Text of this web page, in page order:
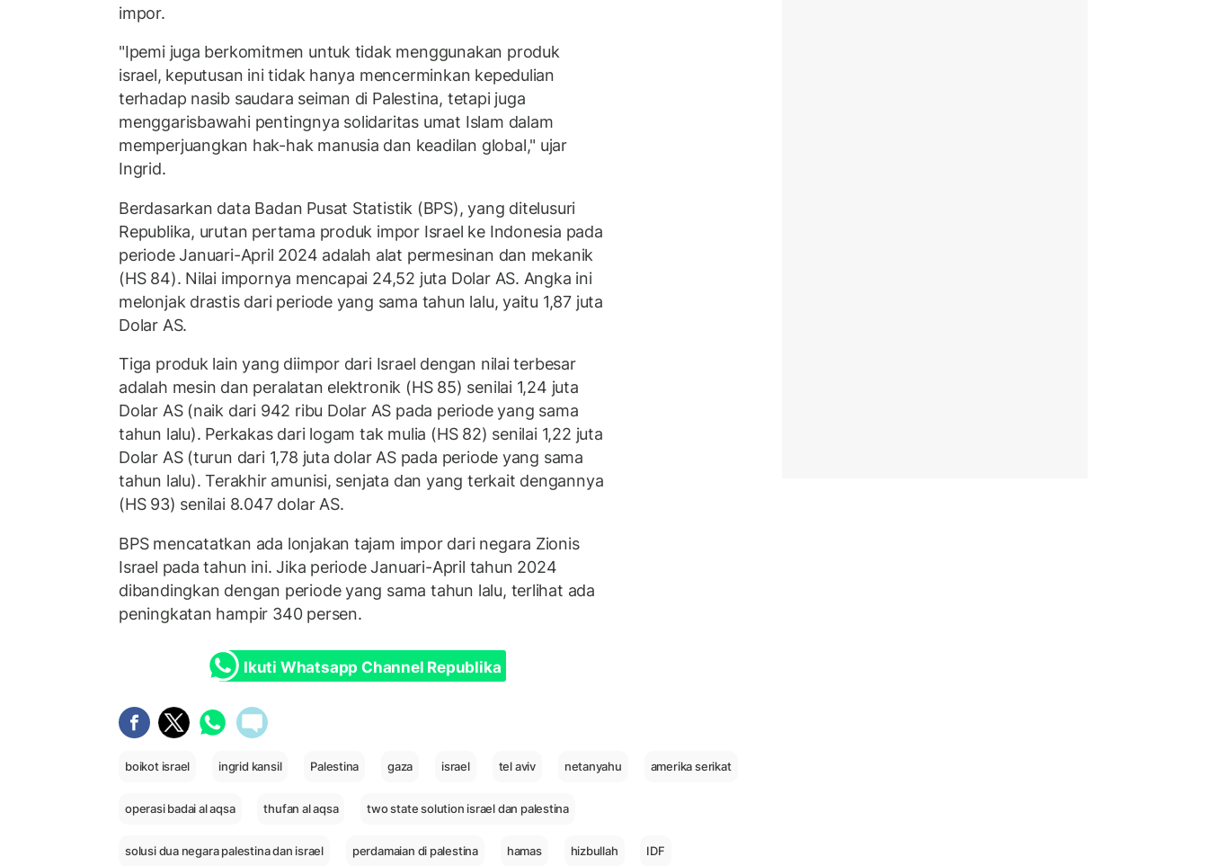
impor.
"Ipemi juga berkomitmen untuk tidak menggunakan produk
israel, keputusan ini tidak hanya mencerminkan kepedulian
terhadap nasib saudara seiman di Palestina, tetapi juga
menggarisbawahi pentingnya solidaritas umat Islam dalam
memperjuangkan hak-hak manusia dan keadilan global," ujar
Ingrid.
Berdasarkan data Badan Pusat Statistik (BPS), yang ditelusuri
Republika, urutan pertama produk impor Israel ke Indonesia pada
periode Januari-April 2024 adalah alat permesinan dan mekanik
(HS 84). Nilai impornya mencapai 24,52 juta Dolar AS. Angka ini
melonjak drastis dari periode yang sama tahun lalu, yaitu 1,87 juta
Dolar AS.
Tiga produk lain yang diimpor dari Israel dengan nilai terbesar
adalah mesin dan peralatan elektronik (HS 85) senilai 1,24 juta
Dolar AS (naik dari 942 ribu Dolar AS pada periode yang sama
tahun lalu). Perkakas dari logam tak mulia (HS 82) senilai 1,22 juta
Dolar AS (turun dari 1,78 juta dolar AS pada periode yang sama
tahun lalu). Terakhir amunisi, senjata dan yang terkait dengannya
(HS 93) senilai 8.047 dolar AS.
BPS mencatatkan ada lonjakan tajam impor dari negara Zionis
Israel pada tahun ini. Jika periode Januari-April tahun 2024
dibandingkan dengan periode yang sama tahun lalu, terlihat ada
peningkatan hampir 340 persen.
Ikuti Whatsapp Channel Republika
boikot israel ingrid kansil Palestina gaza israel tel aviv netanyahu amerika serikat
operasi badai al aqsa thufan al aqsa two state solution israel dan palestina
solusi dua negara palestina dan israel perdamaian di palestina hamas hizbullah IDF